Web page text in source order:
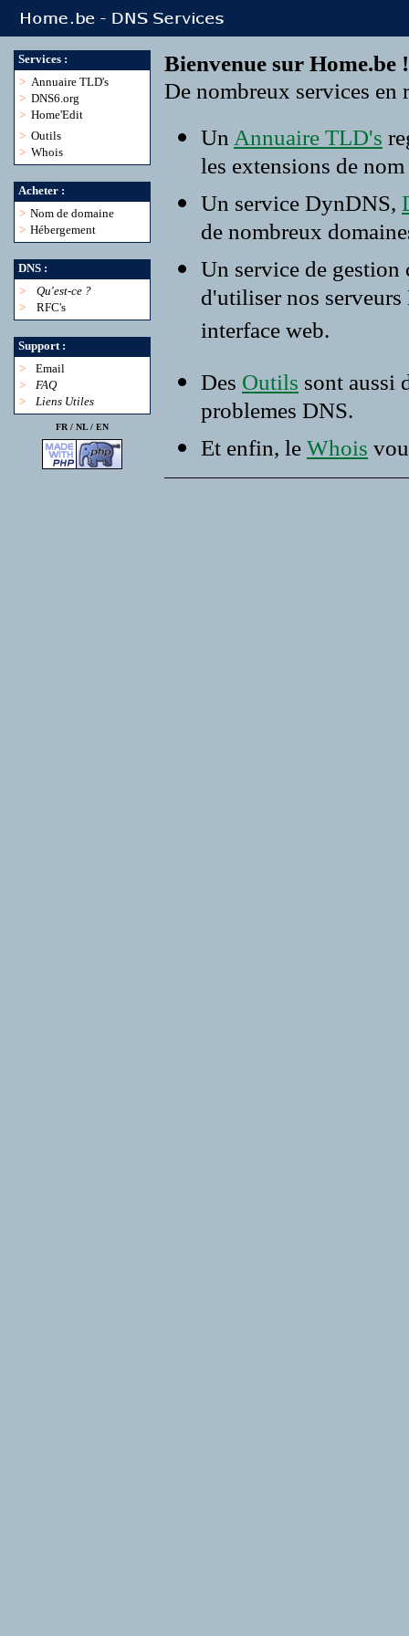
Services :
> Annuaire TLD's
> DNS6.org
> Home'Edit
> Outils
> Whois
Acheter :
> Nom de domaine
> Hébergement
DNS :
>
Qu'est-ce ?
>
RFC's
Support :
>
Email
>
FAQ
>
Liens Utiles
FR / NL/ EN
Bienvenue sur Home.be !
De nombreux services
Un Annuaire TLD's
les extensions de
Un service DynDNS,
de nombreux
Un service de
d'utiliser nos
interface web.
Des Outils sont aussi
problemes DNS.
Et enfin, le Whois